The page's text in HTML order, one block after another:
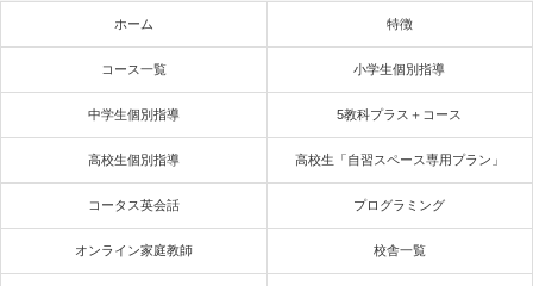
ホーム 特徴
コース一覧 小学生個別指導
中学生個別指導 5教科プラス＋コース
高校生個別指導 高校生「自習スペース専用プラン」
コータス英会話 プログラミング
オンライン家庭教師 校舎一覧